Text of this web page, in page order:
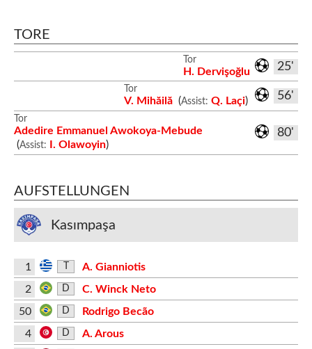
TORE
25'
Tor
H. Dervişoğlu
56'
Tor
V. Mihăilă (Assist: Q. Laçi)
80'
Tor
Adedire Emmanuel Awokoya-Mebude
(Assist: I. Olawoyin)
AUFSTELLUNGEN
Kasımpaşa
1
A. Gianniotis
2
D
C. Winck Neto
50
D
Rodrigo Becão
4
D
A. Arous